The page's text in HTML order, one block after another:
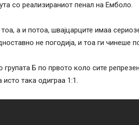
со реализираниот пенал на Емболо.
а и потоа, швајцарците имаа
не погодија, и тоа ги чинеше
групата Б по првото коло сите
исто така одиграа 1:1.